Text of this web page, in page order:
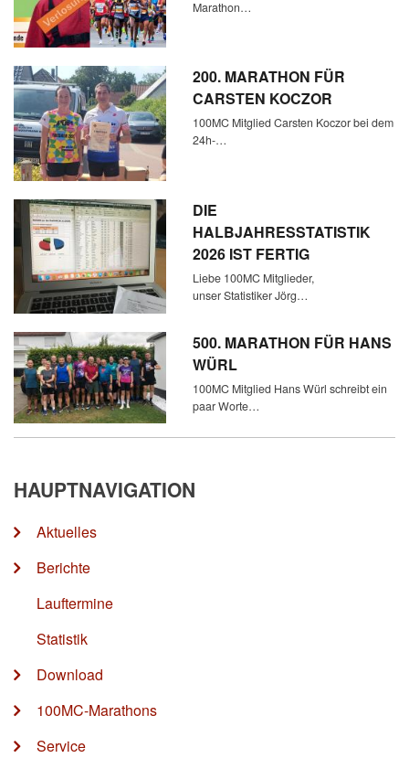
Marathon…
200. MARATHON FÜR
CARSTEN KOCZOR
100MC Mitglied Carsten Koczor bei dem
24h-…
DIE
HALBJAHRESSTATISTIK
2026 IST FERTIG
Liebe 100MC Mitglieder,
unser Statistiker Jörg…
500. MARATHON FÜR HANS
WÜRL
100MC Mitglied Hans Würl schreibt ein
paar Worte…
HAUPTNAVIGATION
Aktuelles
Berichte
Lauftermine
Statistik
Download
100MC-Marathons
Service